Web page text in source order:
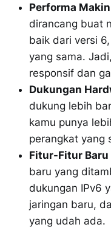
Performa
dirancang buat
baik dari versi
yang sama.
responsif dan
Dukungan
dukung lebih
kamu punya
perangkat yang
Fitur-Fitur Baru
baru yang
dukungan IPv6
jaringan baru,
yang udah ada.